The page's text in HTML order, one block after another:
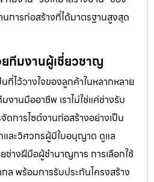
การก่อสร้างที่ได้มาตรฐานสูงสุด
ทีมงานผู้เชี่ยวชาญ
ที่ไว้วางใจของลูกค้าในหลากหลาย
านมืออาชีพ เราไม่ใช่แค่ช่างรับ
ดการไซต์งานก่อสร้างอย่างเป็น
ละวิศวกรผู้มีใบอนุญาต ดูแล
างฝีมือผู้ชำนาญการ การเลือกใช้
ล พร้อมการรับประกันโครงสร้าง